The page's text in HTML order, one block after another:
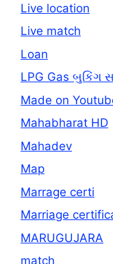
Live location
Live match
Loan
LPG Gas બુકિંગ
Made on
Mahabharat HD
Mahadev
Map
Marrage certi
Marriage
MARUGUJARA
match